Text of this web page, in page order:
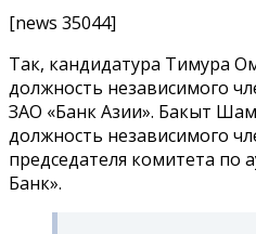
[news 35044]
Так, кандидатура Тимура
должность независимого
ЗАО «Банк Азии». Бакыт
должность независимого
председателя комитета по
Банк».